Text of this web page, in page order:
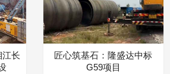
长
匠心筑基石：隆盛达中标
G59项目